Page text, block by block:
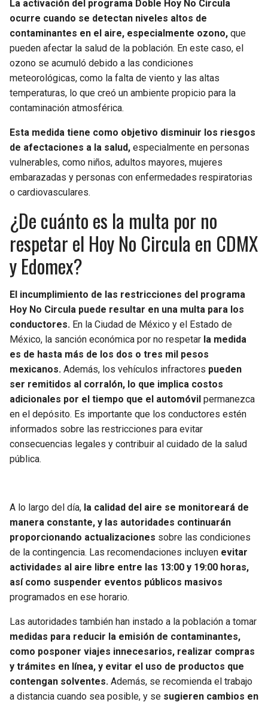
La activación del programa Doble Hoy No Circula
ocurre cuando se detectan niveles altos de
contaminantes en el aire, especialmente ozono, que
pueden afectar la salud de la población. En este caso, el
ozono se acumuló debido a las condiciones
meteorológicas, como la falta de viento y las altas
temperaturas, lo que creó un ambiente propicio para la
contaminación atmosférica.
Esta medida tiene como objetivo disminuir los riesgos
de afectaciones a la salud, especialmente en personas
vulnerables, como niños, adultos mayores, mujeres
embarazadas y personas con enfermedades respiratorias
o cardiovasculares.
¿De cuánto es la multa por no
respetar el Hoy No Circula en CDMX
y Edomex?
El incumplimiento de las restricciones del programa
Hoy No Circula puede resultar en una multa para los
conductores. En la Ciudad de México y el Estado de
México, la sanción económica por no respetar la medida
es de hasta más de los dos o tres mil pesos
mexicanos. Además, los vehículos infractores pueden
ser remitidos al corralón, lo que implica costos
adicionales por el tiempo que el automóvil permanezca
en el depósito. Es importante que los conductores estén
informados sobre las restricciones para evitar
consecuencias legales y contribuir al cuidado de la salud
pública.
A lo largo del día, la calidad del aire se monitoreará de
manera constante, y las autoridades continuarán
proporcionando actualizaciones sobre las condiciones
de la contingencia. Las recomendaciones incluyen evitar
actividades al aire libre entre las 13:00 y 19:00 horas,
así como suspender eventos públicos masivos
programados en ese horario.
Las autoridades también han instado a la población a tomar
medidas para reducir la emisión de contaminantes,
como posponer viajes innecesarios, realizar compras
y trámites en línea, y evitar el uso de productos que
contengan solventes. Además, se recomienda el trabajo
a distancia cuando sea posible, y se sugieren cambios en